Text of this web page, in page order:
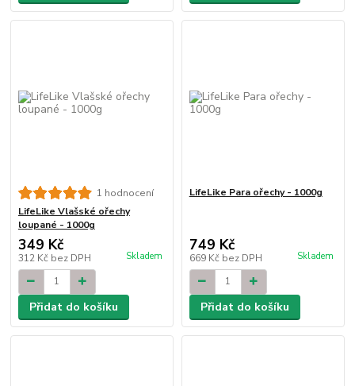
1 hodnocení
LifeLike Vlašské ořechy
loupané - 1000g
349 Kč
312 Kč bez DPH Skladem
Přidat do košíku
LifeLike Para ořechy - 1000g
749 Kč
669 Kč bez DPH Skladem
Přidat do košíku